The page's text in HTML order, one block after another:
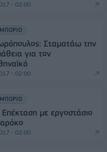
- 02:00
Σταματάω την
για τον
- 02:00
με εργοστάσιο
- 02:00